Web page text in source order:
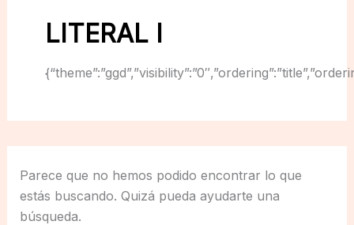
LITERAL I
Parece que no hemos podido encontrar lo que
estás buscando. Quizá pueda ayudarte una
búsqueda.